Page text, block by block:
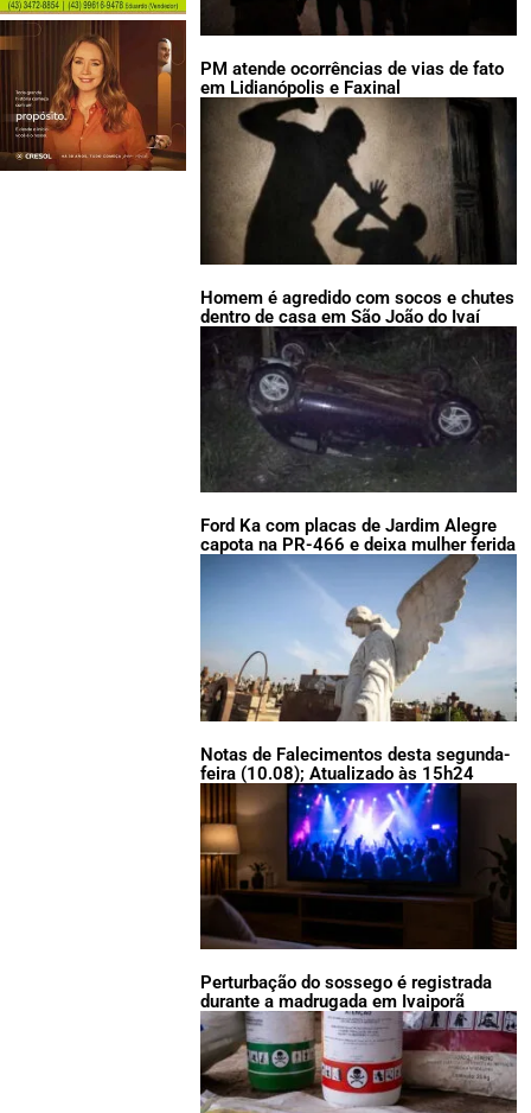
PM atende ocorrências de vias de fato
em Lidianópolis e Faxinal
Homem é agredido com socos e chutes
dentro de casa em São João do Ivaí
Ford Ka com placas de Jardim Alegre
capota na PR-466 e deixa mulher ferida
Notas de Falecimentos desta segunda-
feira (10.08); Atualizado às 15h24
Perturbação do sossego é registrada
durante a madrugada em Ivaiporã